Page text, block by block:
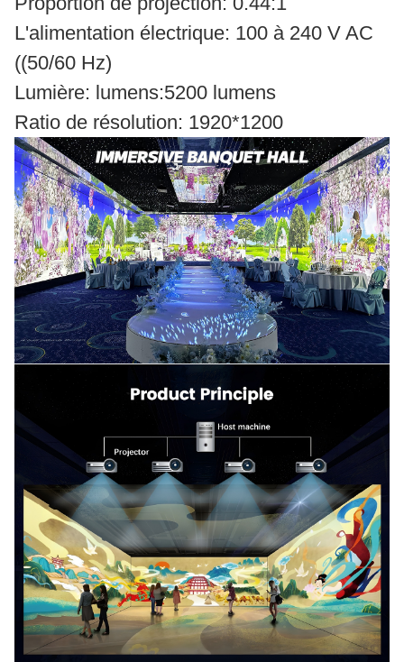
L'alimentation électrique: 100 à 240 V AC
((50/60 Hz)
Lumière: lumens:5200 lumens
Ratio de résolution: 1920*1200